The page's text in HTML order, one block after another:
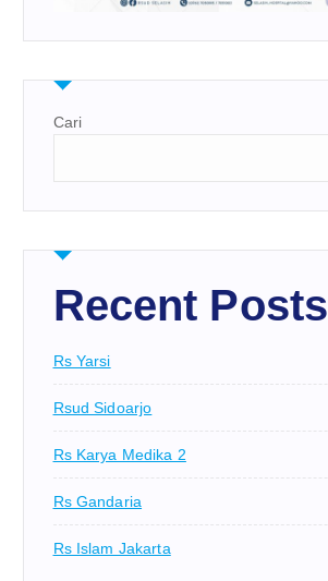
Cari
Recent Posts
Rs Yarsi
Rsud Sidoarjo
Rs Karya Medika 2
Rs Gandaria
Rs Islam Jakarta